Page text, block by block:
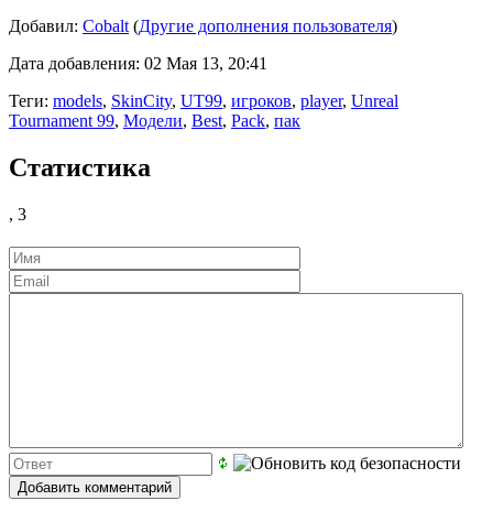
Добавил: Cobalt (Другие дополнения пользователя)
Дата добавления: 02 Мая 13, 20:41
Теги: models, SkinCity, UT99, игроков, player, Unreal
Tournament 99, Модели, Best, Pack, пак
Статистика
, 3